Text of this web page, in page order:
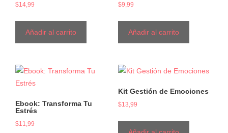
$14,99
Añadir al carrito
$9,99
Añadir al carrito
Ebook: Transforma Tu
Estrés
$11,99
Kit Gestión de Emociones
$13,99